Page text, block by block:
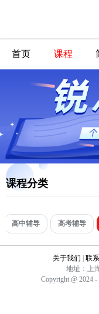
首页 课程
课程分类
高中辅导 高考辅导
关于我们 联
地址：上
Copyright @ 2024